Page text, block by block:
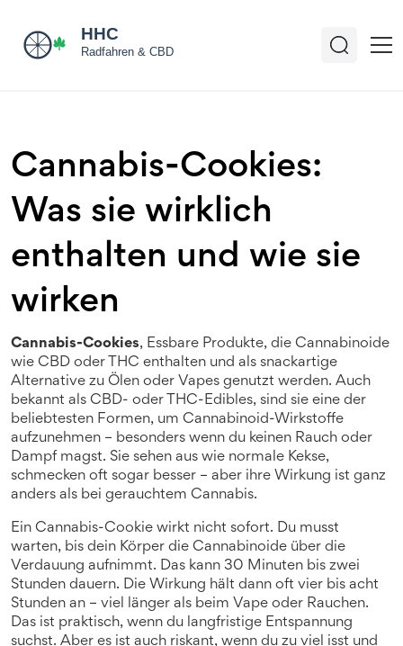
Cannabis-Cookies:
Was sie wirklich
enthalten und wie sie
wirken
Cannabis-Cookies, Essbare Produkte, die Cannabinoide
wie CBD oder THC enthalten und als snackartige
Alternative zu Ölen oder Vapes genutzt werden. Auch
bekannt als CBD- oder THC-Edibles, sind sie eine der
beliebtesten Formen, um Cannabinoid-Wirkstoffe
aufzunehmen – besonders wenn du keinen Rauch oder
Dampf magst. Sie sehen aus wie normale Kekse,
schmecken oft sogar besser – aber ihre Wirkung ist ganz
anders als bei gerauchtem Cannabis.
Ein Cannabis-Cookie wirkt nicht sofort. Du musst
warten, bis dein Körper die Cannabinoide über die
Verdauung aufnimmt. Das kann 30 Minuten bis zwei
Stunden dauern. Die Wirkung hält dann oft vier bis acht
Stunden an – viel länger als beim Vape oder Rauchen.
Das ist praktisch, wenn du langfristige Entspannung
suchst. Aber es ist auch riskant, wenn du zu viel isst und